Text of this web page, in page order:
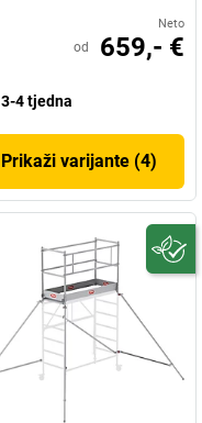
Neto
od 659,- €
3-4 tjedna
Prikaži varijante (4)